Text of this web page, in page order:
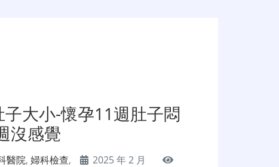
大小-懷孕11週肚子悶
沒感覺
醫院,婦科檢查,
2025 年 2 月